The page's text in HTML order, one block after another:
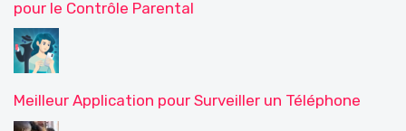
pour le Contrôle Parental
Meilleur Application pour Surveiller un Téléphone